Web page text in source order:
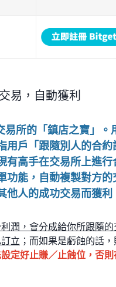
易，自動獲利
易所的「鎮店之寶」。
用戶「跟隨別人的合約
有高手在交易所上進行
功能，自動複製對方的
他人的成功交易而獲利
潤，會分成給你所跟隨的
立 ；而如果是虧蝕的話
定好止賺／止蝕位，否則